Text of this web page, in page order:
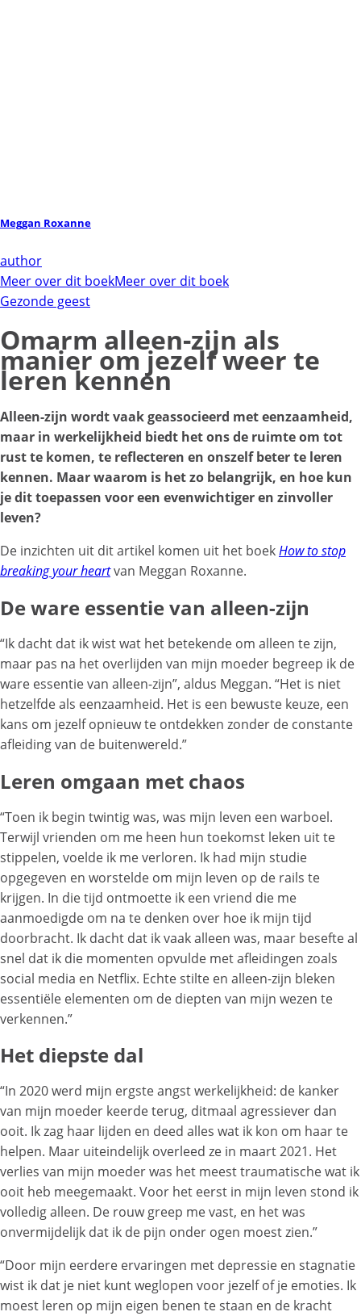
Meggan Roxanne
author
Meer over dit boekMeer over dit boek
Gezonde geest
Omarm alleen-zijn als
manier om jezelf weer te
leren kennen
Alleen-zijn wordt vaak geassocieerd met eenzaamheid,
maar in werkelijkheid biedt het ons de ruimte om tot
rust te komen, te reflecteren en onszelf beter te leren
kennen. Maar waarom is het zo belangrijk, en hoe kun
je dit toepassen voor een evenwichtiger en zinvoller
leven?
De inzichten uit dit artikel komen uit het boekHow to stop
breaking your heartvan Meggan Roxanne.
De ware essentie van alleen-zijn
“Ik dacht dat ik wist wat het betekende om alleen te zijn,
maar pas na het overlijden van mijn moeder begreep ik de
ware essentie van alleen-zijn”, aldus Meggan. “Het is niet
hetzelfde als eenzaamheid. Het is een bewuste keuze, een
kans om jezelf opnieuw te ontdekken zonder de constante
afleiding van de buitenwereld.”
Leren omgaan met chaos
“Toen ik begin twintig was, was mijn leven een warboel.
Terwijl vrienden om me heen hun toekomst leken uit te
stippelen, voelde ik me verloren. Ik had mijn studie
opgegeven en worstelde om mijn leven op de rails te
krijgen. In die tijd ontmoette ik een vriend die me
aanmoedigde om na te denken over hoe ik mijn tijd
doorbracht. Ik dacht dat ik vaak alleen was, maar besefte al
snel dat ik die momenten opvulde met afleidingen zoals
social media en Netflix. Echte stilte en alleen-zijn bleken
essentiële elementen om de diepten van mijn wezen te
verkennen.”
Het diepste dal
“In 2020 werd mijn ergste angst werkelijkheid: de kanker
van mijn moeder keerde terug, ditmaal agressiever dan
ooit. Ik zag haar lijden en deed alles wat ik kon om haar te
helpen. Maar uiteindelijk overleed ze in maart 2021. Het
verlies van mijn moeder was het meest traumatische wat ik
ooit heb meegemaakt. Voor het eerst in mijn leven stond ik
volledig alleen. De rouw greep me vast, en het was
onvermijdelijk dat ik de pijn onder ogen moest zien.”
“Door mijn eerdere ervaringen met depressie en stagnatie
wist ik dat je niet kunt weglopen voor jezelf of je emoties. Ik
moest leren op mijn eigen benen te staan en de kracht